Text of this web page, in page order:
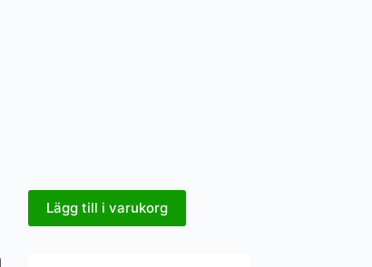
Lägg till i varukorg